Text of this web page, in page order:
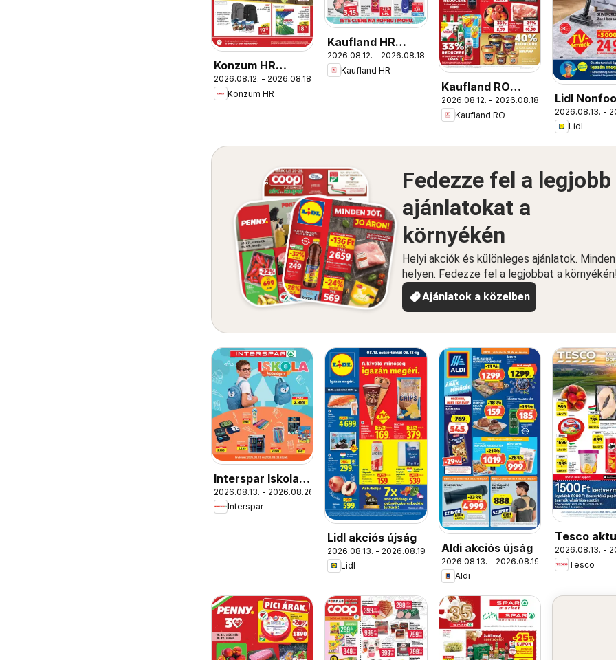
Konzum HR
akciós újság
2026.08.12. - 2026.08.18.
Konzum HR
Kaufland HR
akciós újság
2026.08.12. - 2026.08.18.
Kaufland HR
Kaufland RO
akciós újság
2026.08.12. - 2026.08.18.
Kaufland RO
Lidl
kínálatunk
2026.08.13. -
Lidl
Fedezze fel a legjobb
ajánlatokat a
környékén
Helyi akciók és különleges ajánlatok.
helyen. Fedezze fel a legjobbat a
Ajánlatok a közelben
Interspar Iskola
katalógus
2026.08.13. - 2026.08.26.
Interspar
Lidl akciós újság
2026.08.13. - 2026.08.19.
Lidl
Aldi akciós újság
2026.08.13. - 2026.08.19.
Aldi
Tesco
akciós
2026.08.13. -
Tesco